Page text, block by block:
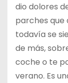
dio dolores
parches que
todavía se
de más,
coche o te
verano. Es